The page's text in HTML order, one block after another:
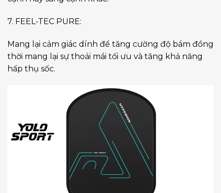
7. FEEL-TEC PURE:
Mang lại cảm giác dính để tăng cường độ bám đồng
thời mang lại sự thoải mái tối ưu và tăng khả năng
hấp thụ sốc.